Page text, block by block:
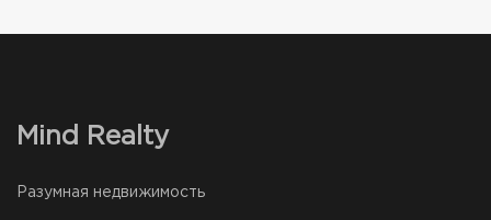
Mind Realty
Разумная недвижимость